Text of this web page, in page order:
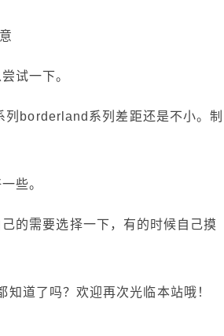
试一下。
borderland系列差距还是不小。制
些。
的需要选择一下，有的时候自己摸
道了吗？欢迎再次光临本站哦！